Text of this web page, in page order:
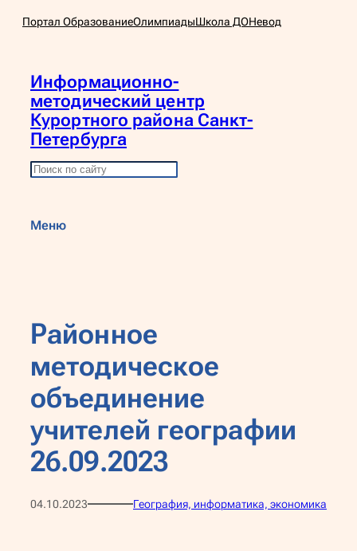
Перейти
Портал ОбразованиеОлимпиадыШкола ДОНевод
Информационно-
методический центр
Курортного района Санкт-
Петербурга
П
с
Меню
Районное
методическое
объединение
учителей географии
26.09.2023
04.10.2023 География, информатика, экономика